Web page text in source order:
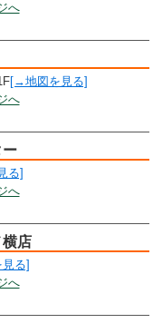
へ
[→地図を見る]
へ
ー
る]
へ
横店
る]
へ